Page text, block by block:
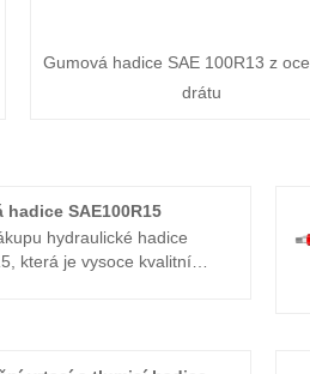
Gumová hadice SAE 100R13 z
drátu
hadice SAE100R15
hydraulické hadice
která je vysoce kvalitní